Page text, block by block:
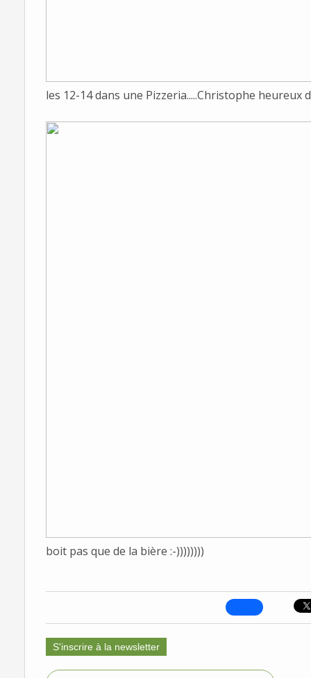
les 12-14 dans une Pizzeria.....Christophe heureux
boit pas que de la bière :-))))))))
S'inscrire à la newsletter